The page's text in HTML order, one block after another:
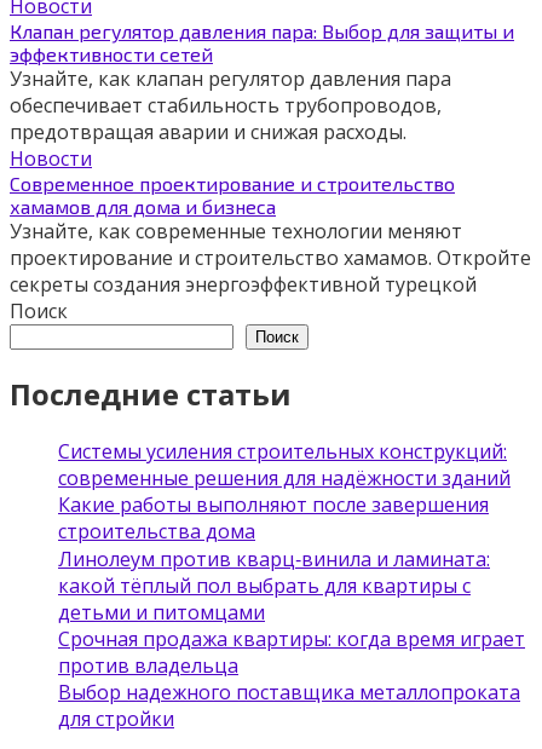
Новости
Клапан регулятор давления пара: Выбор для защиты и
эффективности сетей
Узнайте, как клапан регулятор давления пара
обеспечивает стабильность трубопроводов,
предотвращая аварии и снижая расходы.
Новости
Современное проектирование и строительство
хамамов для дома и бизнеса
Узнайте, как современные технологии меняют
проектирование и строительство хамамов. Откройте
секреты создания энергоэффективной турецкой
Поиск
Поиск
Последние статьи
Системы усиления строительных конструкций:
современные решения для надёжности зданий
Какие работы выполняют после завершения
строительства дома
Линолеум против кварц‑винила и ламината:
какой тёплый пол выбрать для квартиры с
детьми и питомцами
Срочная продажа квартиры: когда время играет
против владельца
Выбор надежного поставщика металлопроката
для стройки